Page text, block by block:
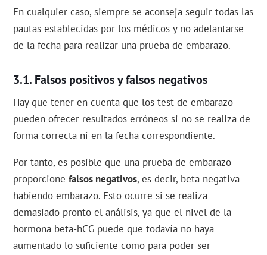
En cualquier caso, siempre se aconseja seguir todas las
pautas establecidas por los médicos y no adelantarse
de la fecha para realizar una prueba de embarazo.
Falsos positivos y falsos negativos
Hay que tener en cuenta que los test de embarazo
pueden ofrecer resultados erróneos si no se realiza de
forma correcta ni en la fecha correspondiente.
Por tanto, es posible que una prueba de embarazo
proporcionefalsos negativos, es decir, beta negativa
habiendo embarazo. Esto ocurre si se realiza
demasiado pronto el análisis, ya que el nivel de la
hormona beta-hCG puede que todavía no haya
aumentado lo suficiente como para poder ser